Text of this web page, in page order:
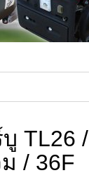
TL26
/ 36F